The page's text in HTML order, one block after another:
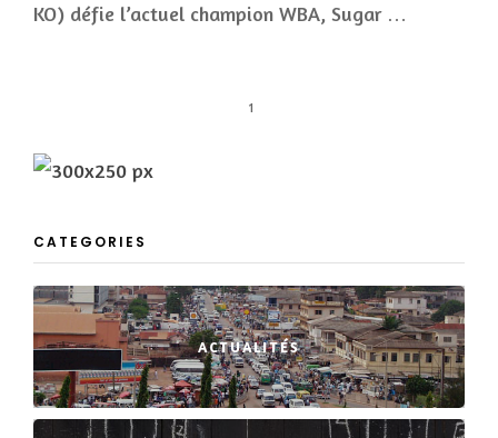
KO) défie l’actuel champion WBA, Sugar …
1
CATEGORIES
ACTUALITÉS